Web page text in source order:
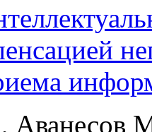
Аванесов